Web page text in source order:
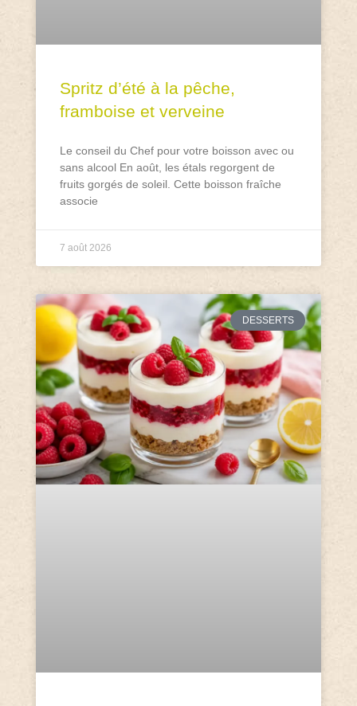
Spritz d’été à la pêche,
framboise et verveine
Le conseil du Chef pour votre boisson avec ou
sans alcool En août, les étals regorgent de
fruits gorgés de soleil. Cette boisson fraîche
associe
7 août 2026
DESSERTS